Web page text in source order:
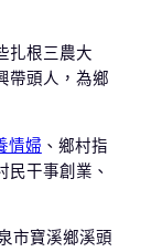
扎根三農大
帶頭人，為鄉
情婦 、鄉村指
民干事創業、
市寶溪鄉溪頭